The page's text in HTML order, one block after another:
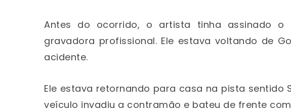
Antes do ocorrido, o artista tinha assinado o
gravadora profissional. Ele estava voltando de
acidente.
Ele estava retornando para casa na pista sentido
veículo invadiu a contramão e bateu de frente